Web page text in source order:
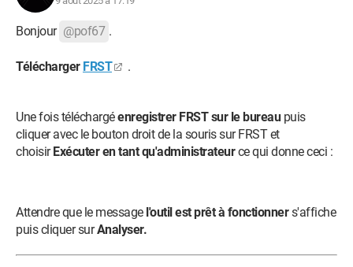
Bonjour @pof67 .
Télécharger FRST .
Une fois téléchargéenregistrer FRST sur le bureaupuis
cliquer avec le bouton droit de la souris sur FRST et
choisirExécuter en tant qu'administrateurce qui donne ceci :
Attendre que le message l'outil est prêt à fonctionners'affiche
puis cliquer surAnalyser.